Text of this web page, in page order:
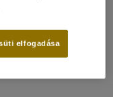
elfogadása